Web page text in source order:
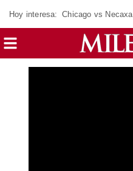
Hoy interesa: Chicago vs Necaxa